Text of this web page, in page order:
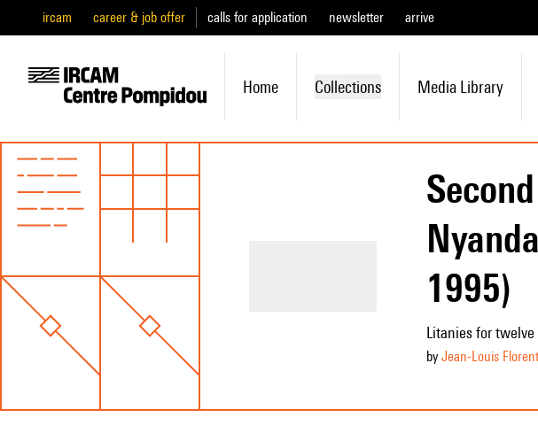
ircam career & job offer calls for application newsletter arrive
Home Collections Media Library
1995)
Litanies for
by Jean-Louis